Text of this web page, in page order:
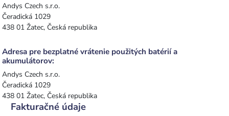
Andys Czech s.r.o.
Čeradická 1029
438 01 Žatec, Česká republika
Adresa pre bezplatné vrátenie použitých batérií a
akumulátorov:
Andys Czech s.r.o.
Čeradická 1029
438 01 Žatec, Česká republika
Fakturačné údaje